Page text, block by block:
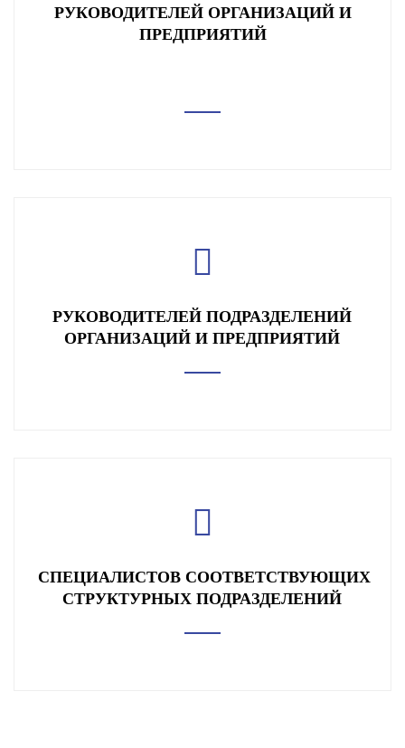
РУКОВОДИТЕЛЕЙ ОРГАНИЗАЦИЙ И
ПРЕДПРИЯТИЙ
РУКОВОДИТЕЛЕЙ ПОДРАЗДЕЛЕНИЙ
ОРГАНИЗАЦИЙ И ПРЕДПРИЯТИЙ
СПЕЦИАЛИСТОВ СООТВЕТСТВУЮЩИХ
СТРУКТУРНЫХ ПОДРАЗДЕЛЕНИЙ